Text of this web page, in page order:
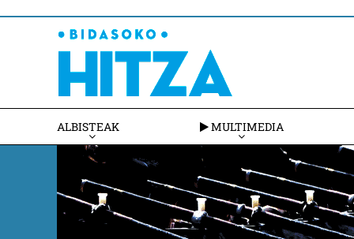
ALBISTEAK MULTIMEDIA